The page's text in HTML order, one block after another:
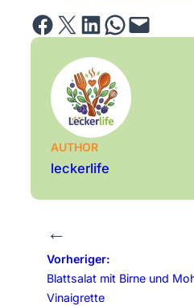
Share on Facebook Email this Page Share on LinkedIn Share on WhatsApp Email this Page
AUTHOR
leckerlife
←
Vorheriger:
Blattsalat mit Birne und
Vinaigrette